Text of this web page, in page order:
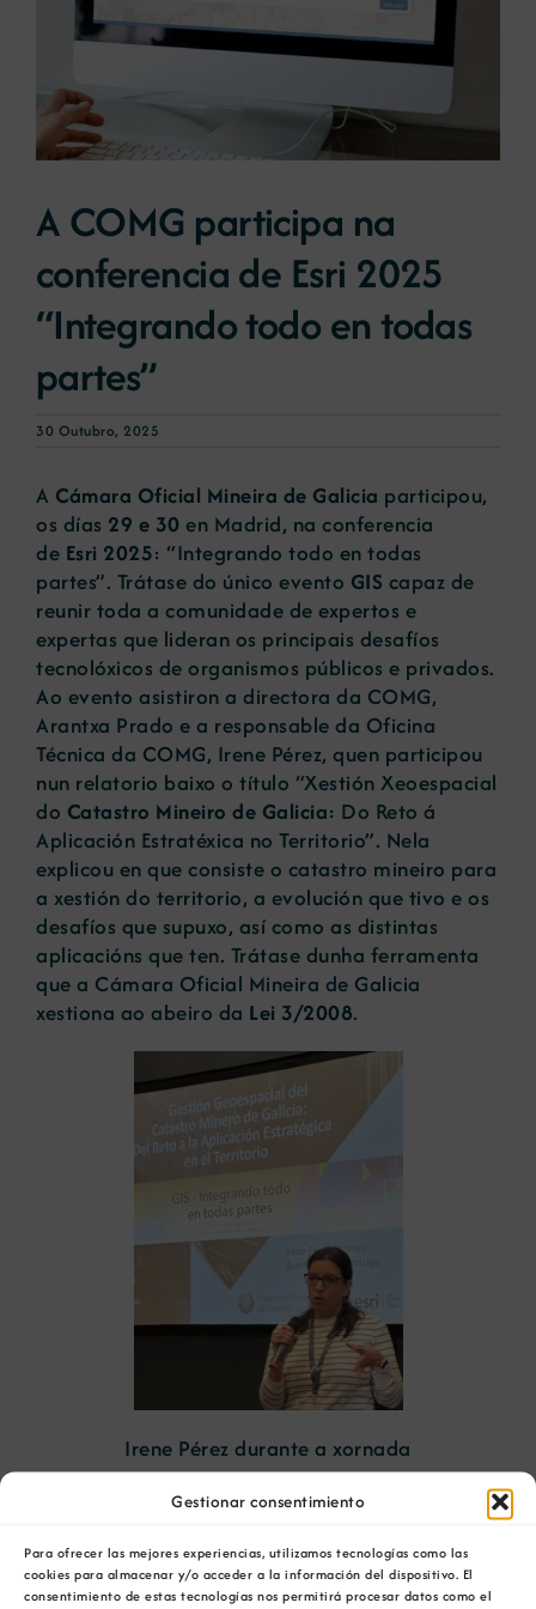
Gestionar consentimiento
Para ofrecer las mejores experiencias, utilizamos tecnologías como las
cookies para almacenar y/o acceder a la información del dispositivo. El
consentimiento de estas tecnologías nos permitirá procesar datos como el
Portal de emprego
Contacto
A COMG participa na
conferencia de Esri 2025
“Integrando todo en todas
partes”
30 Outubro, 2025
A Cámara Oficial Mineira de Galicia participou,
os días 29 e 30 en Madrid, na conferencia
de Esri 2025: “Integrando todo en todas
partes”. Trátase do único evento GIS capaz de
reunir toda a comunidade de expertos e
expertas que lideran os principais desafíos
tecnolóxicos de organismos públicos e privados.
Ao evento asistiron a directora da COMG,
Arantxa Prado e a responsable da Oficina
Técnica da COMG, Irene Pérez, quen participou
nun relatorio baixo o título “Xestión Xeoespacial
do Catastro Mineiro de Galicia: Do Reto á
Aplicación Estratéxica no Territorio”. Nela
explicou en que consiste o catastro mineiro para
a xestión do territorio, a evolución que tivo e os
desafíos que supuxo, así como as distintas
aplicacións que ten. Trátase dunha ferramenta
que a Cámara Oficial Mineira de Galicia
xestiona ao abeiro da Lei 3/2008.
Irene Pérez durante a xornada
Catastro Mineiroadquire especial relevancia
planificación territorial de Galicia. A súa xestión
é un desafío que combina a complexidade da